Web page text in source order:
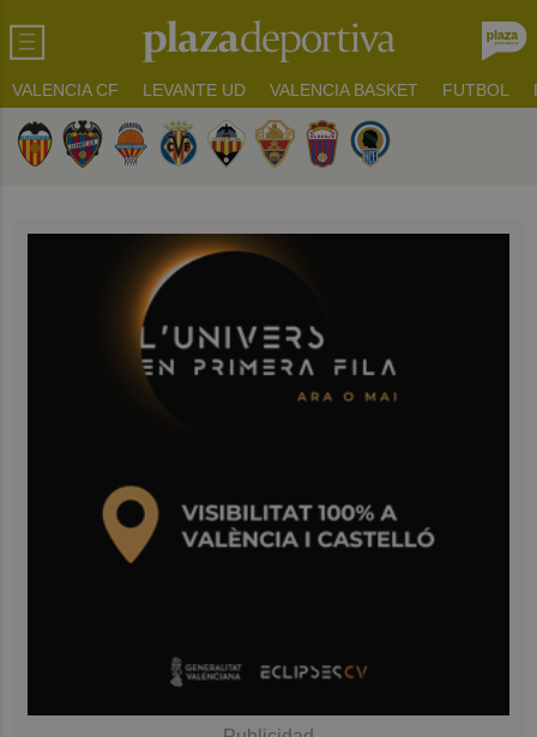
VALENCIA CF LEVANTE UD VALENCIA BASKET FUTBOL